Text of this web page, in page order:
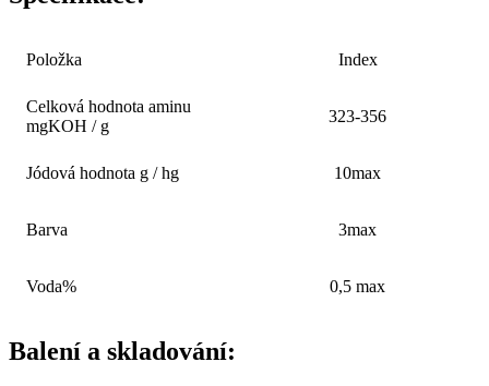
Položka Index
Celková hodnota aminu
mgKOH / g
323-356
Jódová hodnota g / hg 10max
Barva 3max
Voda% 0,5 max
Balení a skladování: